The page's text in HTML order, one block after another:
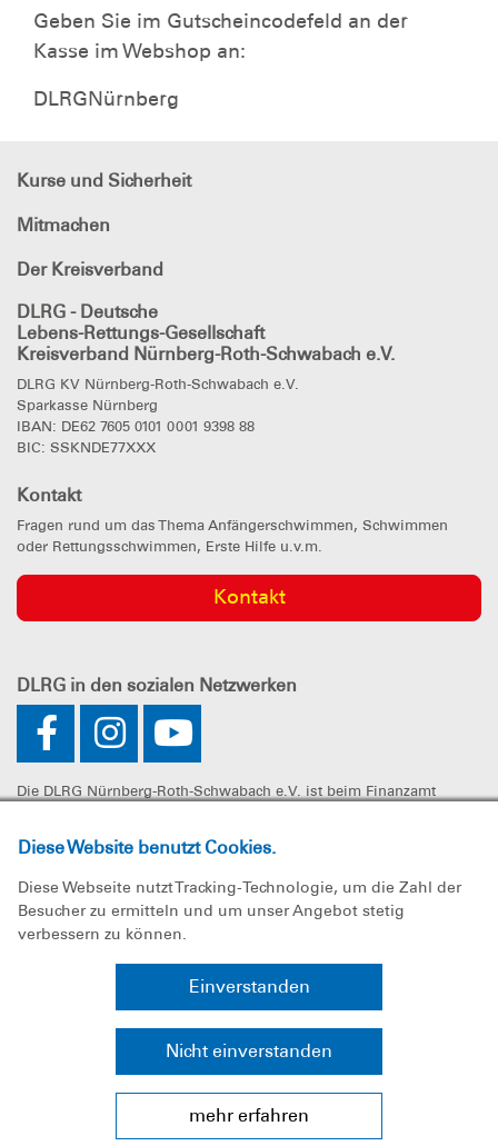
Geben Sie im Gutscheincodefeld an der
Kasse im Webshop an:
DLRGNürnberg
Diese Website benutzt Cookies.
Diese Webseite nutzt Tracking-Technologie, um die Zahl der
Besucher zu ermitteln und um unser Angebot stetig
verbessern zu können.
Einverstanden
Nicht einverstanden
mehr erfahren
Kurse und Sicherheit
Mitmachen
Der Kreisverband
DLRG - Deutsche
Lebens-Rettungs-Gesellschaft
Kreisverband Nürnberg-Roth-Schwabach e.V.
DLRG KV Nürnberg-Roth-Schwabach e.V.
Sparkasse Nürnberg
IBAN: DE62 7605 0101 0001 9398 88
BIC: SSKNDE77XXX
Kontakt
Fragen rund um das Thema Anfängerschwimmen, Schwimmen
oder Rettungsschwimmen, Erste Hilfe u.v.m.
Kontakt
DLRG in den sozialen Netzwerken
Die DLRG Nürnberg-Roth-Schwabach e.V. ist beim Finanzamt
gemacht werden.
Datenschutz